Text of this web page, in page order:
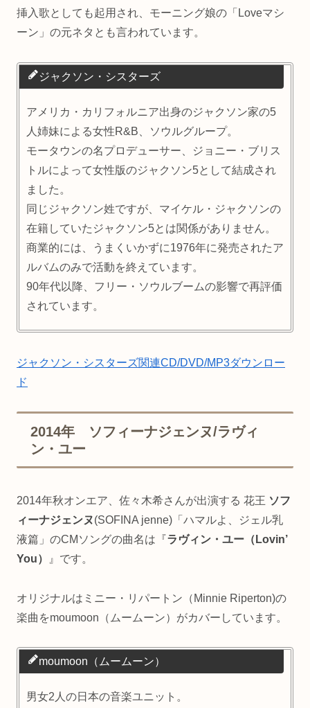
挿入歌としても起用され、モーニング娘の「Loveマシ
ーン」の元ネタとも言われています。
ジャクソン・シスターズ
アメリカ・カリフォルニア出身のジャクソン家の5
人姉妹による女性R&B、ソウルグループ。
モータウンの名プロデューサー、ジョニー・ブリス
トルによって女性版のジャクソン5として結成され
ました。
同じジャクソン姓ですが、マイケル・ジャクソンの
在籍していたジャクソン5とは関係がありません。
商業的には、うまくいかずに1976年に発売されたア
ルバムのみで活動を終えています。
90年代以降、フリー・ソウルブームの影響で再評価
されています。
ジャクソン・シスターズ関連CD/DVD/MP3ダウンロー
ド
2014年 ソフィーナジェンヌ/ラヴィ
ン・ユー
2014年秋オンエア、佐々木希さんが出演する 花王 ソフ
ィーナジェンヌ(SOFINA jenne)「ハマルよ、ジェル乳
液篇」のCMソングの曲名は『ラヴィン・ユー（Lovin’
You）
』です。
オリジナルはミニー・リパートン（Minnie Riperton)の
楽曲をmoumoon（ムームーン）がカバーしています。
moumoon（ムームーン）
男女2人の日本の音楽ユニット。